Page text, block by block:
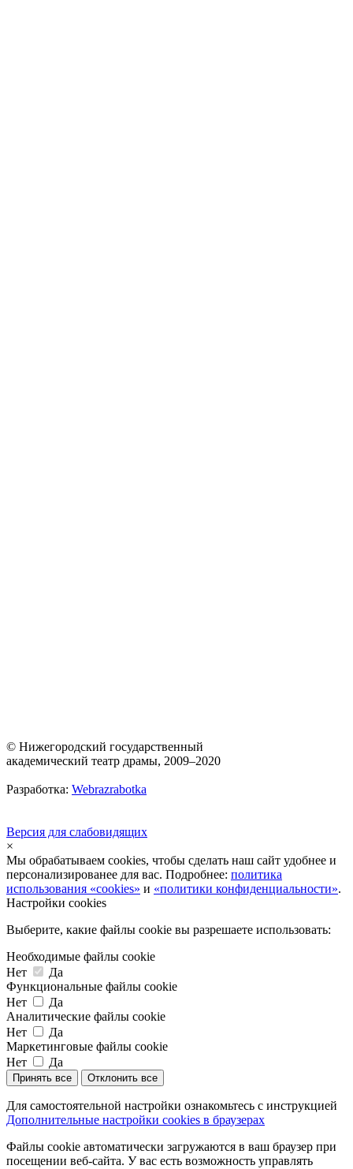
© Нижегородский государственный
академический театр драмы, 2009–2020
Разработка: Webrazrabotka
Версия для слабовидящих
×
Мы обрабатываем cookies, чтобы сделать наш сайт удобнее и
персонализированее для вас. Подробнее: политика
использования «cookies» и «политики конфиденциальности».
Настройки cookies
Выберите, какие файлы cookie вы разрешаете использовать:
Необходимые файлы cookie
Нет
Да
Функциональные файлы cookie
Нет
Да
Аналитические файлы cookie
Нет
Да
Маркетинговые файлы cookie
Нет
Да
Принять все Отклонить все
Для самостоятельной настройки ознакомьтесь с инструкцией
Дополнительные настройки cookies в браузерах
Файлы cookie автоматически загружаются в ваш браузер при
посещении веб-сайта. У вас есть возможность управлять